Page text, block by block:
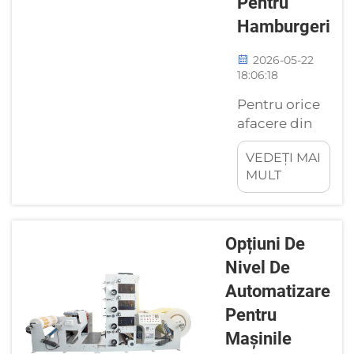
mai mature și
frecvent
utilizate
domenii este
protecție
pentru
echipamentele
electronice și
electrocasnice...
Hamburgeri
2026-05-22
18:06:18
Pentru orice
afacere din
industria
ambalajelor
alimentare,
pentru
hamburgeri
este
elementul de
bază al
eficienței.
Echilibrarea
VEDEȚI MAI
MULT
Opțiuni De
Nivel De
Automatizare
Pentru
Mașinile